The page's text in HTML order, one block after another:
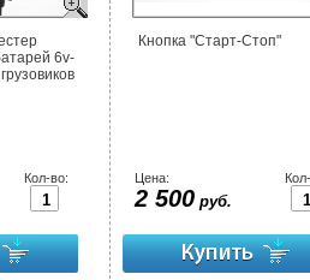
6v-
Кол-во:
Кнопка "Старт-Стоп"
Цена:
2 500руб.